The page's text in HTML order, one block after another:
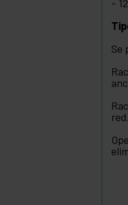
-
Se
red.